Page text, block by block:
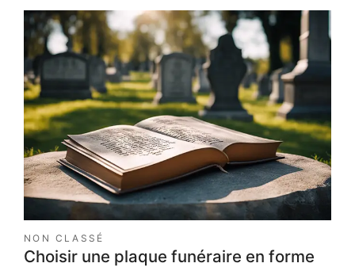
NON CLASSÉ
Choisir une plaque funéraire en forme